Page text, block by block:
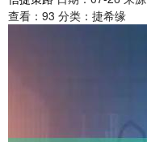
查看： 93 分类： 捷希缘